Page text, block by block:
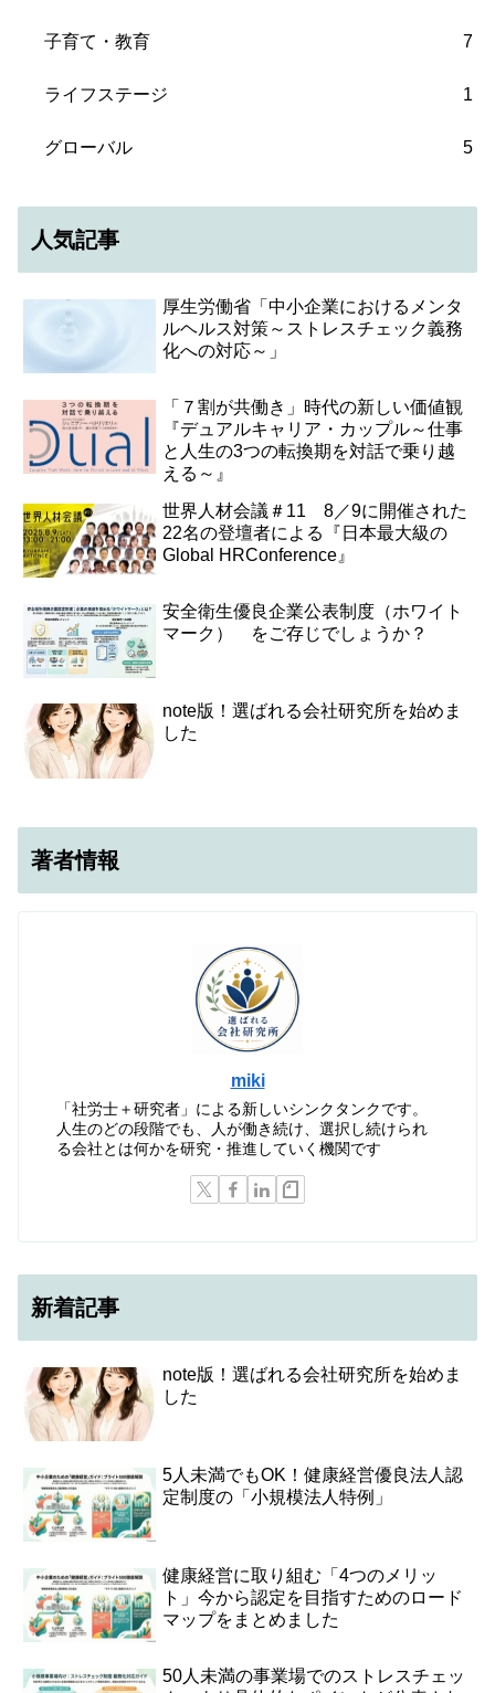
子育て・教育 7
ライフステージ 1
グローバル 5
人気記事
厚生労働省「中小企業におけるメンタ
ルヘルス対策～ストレスチェック義務
化への対応～」
「７割が共働き」時代の新しい価値観
『デュアルキャリア・カップル～仕事
と人生の3つの転換期を対話で乗り越
える～』
世界人材会議＃11 8／9に開催された
22名の登壇者による『日本最大級の
Global HRConference』
安全衛生優良企業公表制度（ホワイト
マーク） をご存じでしょうか？
note版！選ばれる会社研究所を始めま
した
著者情報
miki
「社労士＋研究者」による新しいシンクタンクです。
人生のどの段階でも、人が働き続け、選択し続けられ
る会社とは何かを研究・推進していく機関です
新着記事
note版！選ばれる会社研究所を始めま
した
5人未満でもOK！健康経営優良法人認
定制度の「小規模法人特例」
健康経営に取り組む「4つのメリッ
ト」今から認定を目指すためのロード
マップをまとめました
50人未満の事業場でのストレスチェッ